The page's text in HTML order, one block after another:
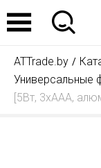
ATTrade.by
Универсальные
[5Вт, 3хААА,